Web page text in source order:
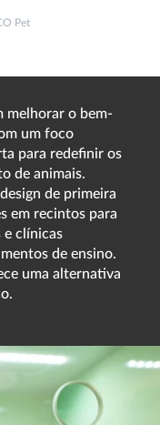
Pet
melhorar o bem-
um foco
para redefinir os
de animais.
de primeira
em recintos para
e clínicas
de ensino.
uma alternativa